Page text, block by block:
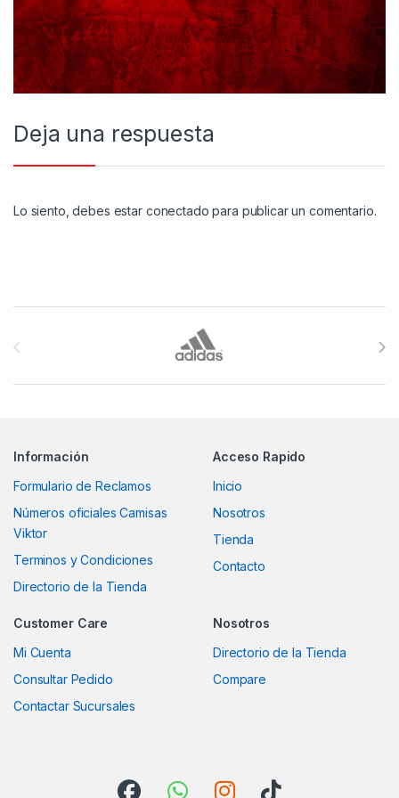
Deja una respuesta
Lo siento, debes estar conectado para publicar un comentario.
Información
Formulario de Reclamos
Números oficiales Camisas
Viktor
Terminos y Condiciones
Directorio de la Tienda
Acceso Rapido
Inicio
Nosotros
Tienda
Contacto
Customer Care
Mi Cuenta
Consultar Pedido
Contactar Sucursales
Nosotros
Directorio de la Tienda
Compare